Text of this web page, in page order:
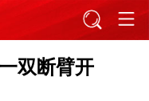
双断臂开